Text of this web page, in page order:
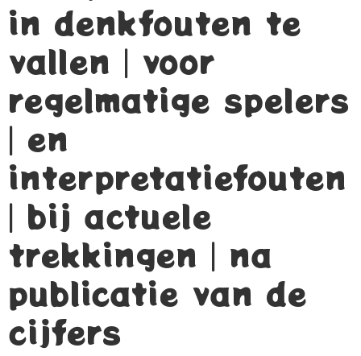
in denkfouten te
vallen | voor
regelmatige spelers
| en
interpretatiefouten
| bij actuele
trekkingen | na
publicatie van de
cijfers